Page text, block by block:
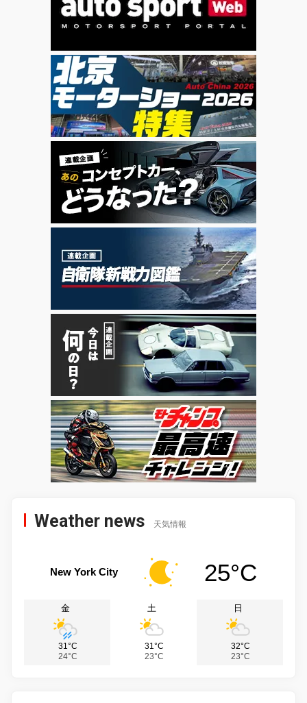
Weather news 天気情報
New York City 25°C
金
31°C
24°C
土
31°C
23°C
日
32°C
23°C